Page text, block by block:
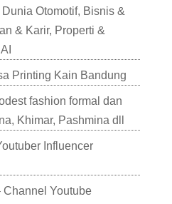
Otomotif, Bisnis &
& Karir, Properti &
Printing Kain Bandung
fashion formal dan
Khimar, Pashmina dll
Influencer
Youtube